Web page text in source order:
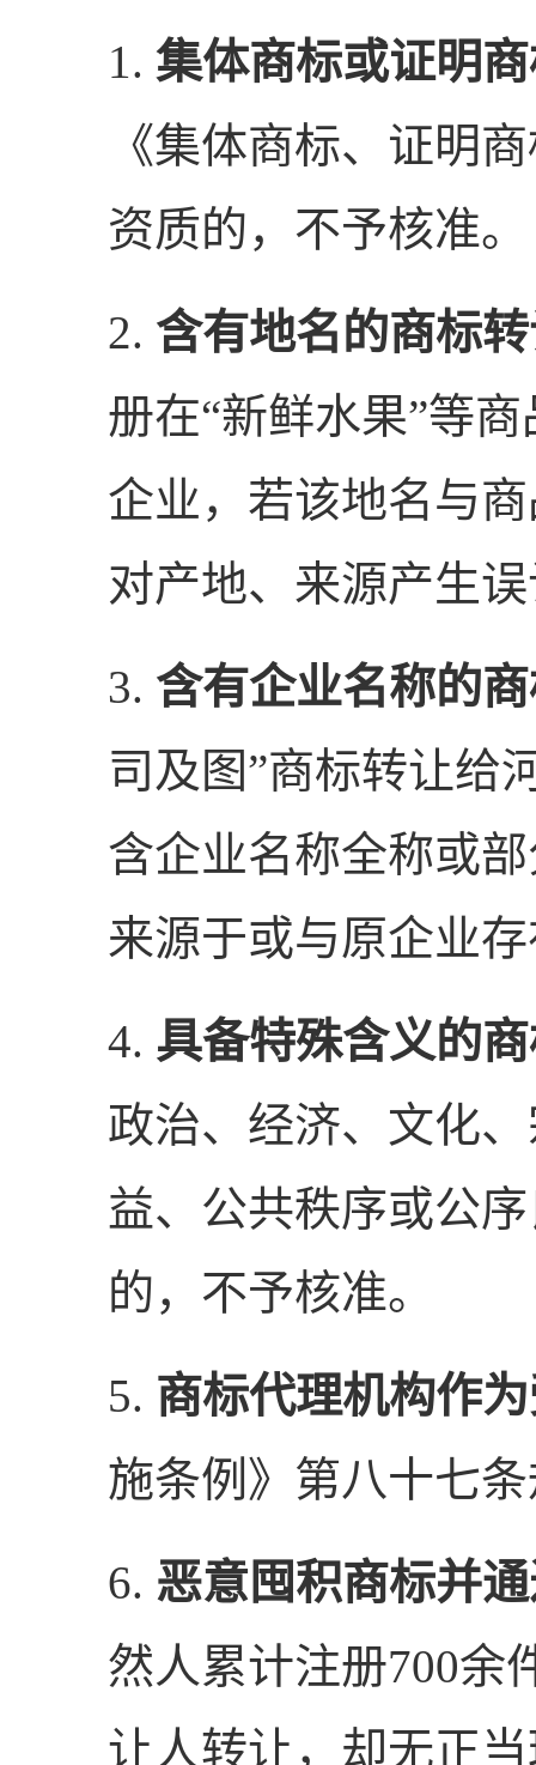
1. 集体商标或证明
《集体商标、证明
资质的，不予核准。
2. 含有地名的商标
册在“新鲜水果”等
企业，若该地名与
对产地、来源产生
3. 含有企业名称的
司及图”商标转让给
含企业名称全称或
来源于或与原企业
4. 具备特殊含义的
政治、经济、文化
益、公共秩序或公
的，不予核准。
5. 商标代理机构作
施条例》第八十七
6. 恶意囤积商标并
然人累计注册700余
让人转让，却无正